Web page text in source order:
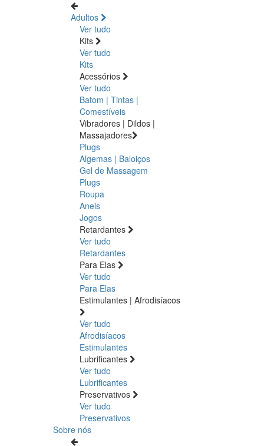
Adultos
Ver tudo
Kits
Ver tudo
Kits
Acessórios
Ver tudo
Batom | Tintas |
Comestíveis
Vibradores | Dildos |
Massajadores
Plugs
Algemas | Baloiços
Gel de Massagem
Plugs
Roupa
Aneis
Jogos
Retardantes
Ver tudo
Retardantes
Para Elas
Ver tudo
Para Elas
Estimulantes | Afrodisíacos
Ver tudo
Afrodisíacos
Estimulantes
Lubrificantes
Ver tudo
Lubrificantes
Preservativos
Ver tudo
Preservativos
Sobre nós